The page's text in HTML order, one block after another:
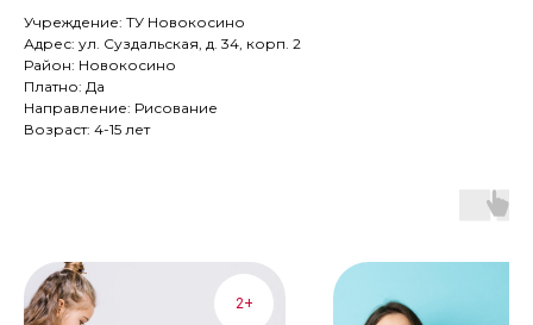
Учреждение: ТУ Новокосино
Адрес: ул. Суздальская, д. 34, корп. 2
Район: Новокосино
Платно: Да
Направление: Рисование
Возраст: 4-15 лет
2+